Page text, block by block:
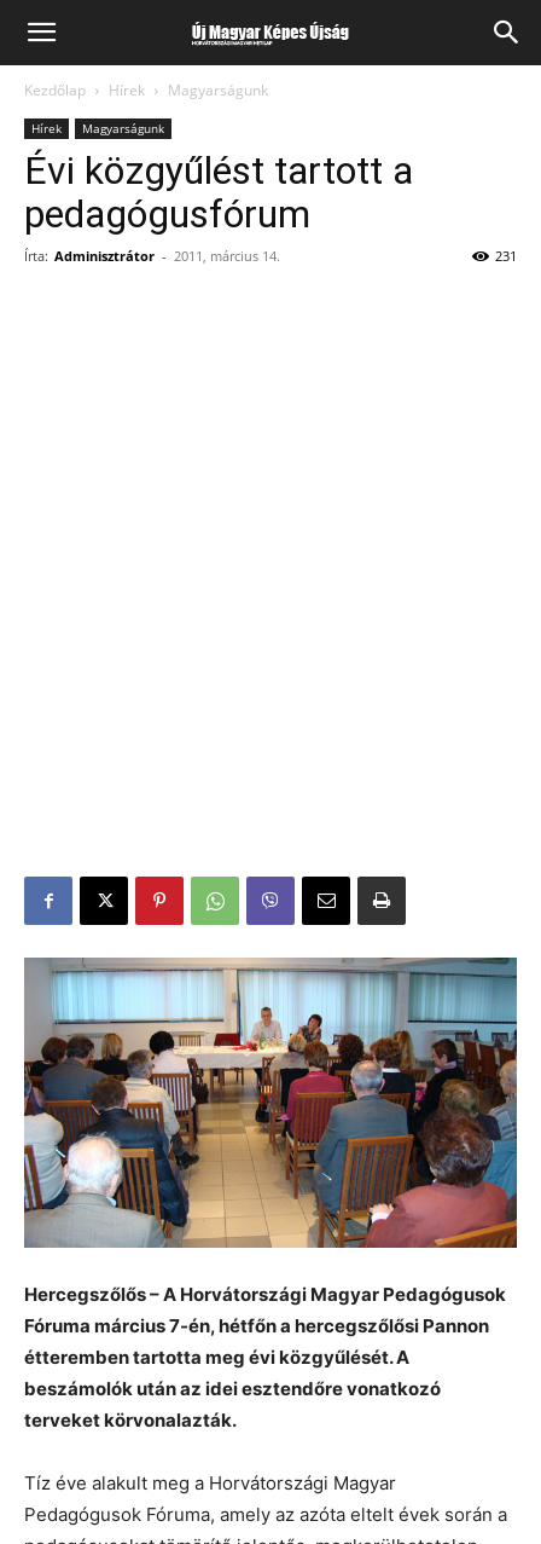
Kezdőlap Hírek Magyarságunk
Hírek Magyarságunk
Évi közgyűlést tartott a
pedagógusfórum
Írta: Adminisztrátor - 2011, március 14. 231
Hercegszőlős – A Horvátországi Magyar Pedagógusok
Fóruma március 7-én, hétfőn a hercegszőlősi Pannon
étteremben tartotta meg évi közgyűlését. A
beszámolók után az idei esztendőre vonatkozó
terveket körvonalazták.
Tíz éve alakult meg a Horvátországi Magyar
Pedagógusok Fóruma, amely az azóta eltelt évek során a